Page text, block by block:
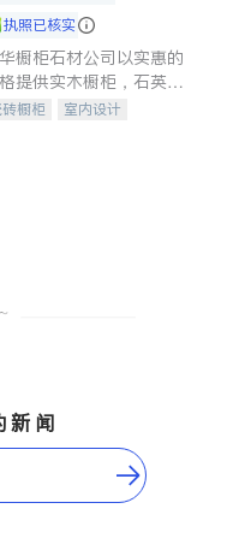
执照已核实
橱柜石材公司以实惠的
提供实木橱柜，石英石
，多种优质不锈钢水
橱柜
室内设计
新闻